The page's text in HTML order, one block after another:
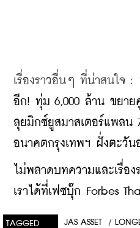
เรื่องราวอื่นๆ ที่น่าสนใจ :
อีก! ทุ่ม 6,000 ล้าน ขยา
ลุยมิกซ์ยูสมาสเตอร์แพลน
อนาคตกรุงเทพฯ ฝั่งตะวัน
ไม่พลาดบทความและเรื่อ
เราได้ที่เฟซบุ๊ก Forbes
TAGGED JAS ASSET /